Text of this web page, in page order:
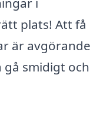
plats! Att få
är avgörande
smidigt och